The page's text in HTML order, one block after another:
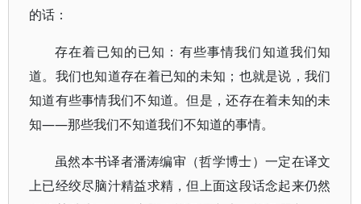
的话：
存在着已知的已知：有些事情我们知道我们知
道。我们也知道存在着已知的未知；也就是说，我们
知道有些事情我们不知道。但是，还存在着未知的未
知——那些我们不知道我们不知道的事情。
虽然本书译者潘涛编审（哲学博士）一定在译文
上已经绞尽脑汁精益求精，但上面这段话念起来仍然